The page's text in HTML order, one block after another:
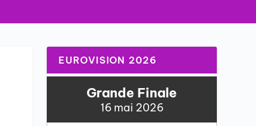
EUROVISION 2026
Grande Finale
16 mai 2026